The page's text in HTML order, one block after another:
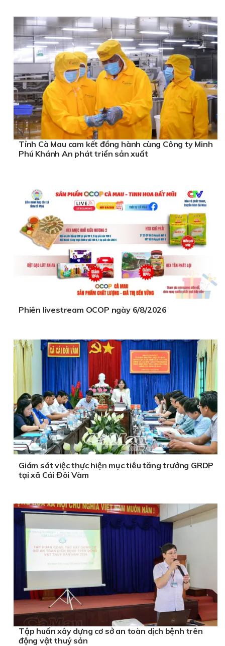
Tỉnh Cà Mau cam kết đồng hành cùng Công ty Minh
Phú Khánh An phát triển sản xuất
Phiên livestream OCOP ngày 6/8/2026
Giám sát việc thực hiện mục tiêu tăng trưởng GRDP
tại xã Cái Đôi Vàm
Tập huấn xây dựng cơ sở an toàn dịch bệnh trên
động vật thuỷ sản